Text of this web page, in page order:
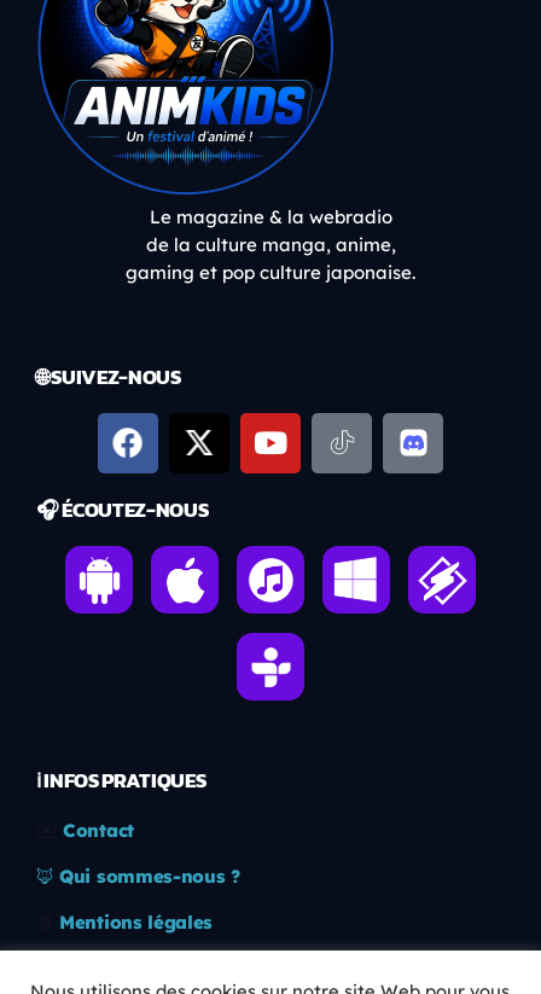
Le magazine & la webradio
de la culture manga, anime,
gaming et pop culture japonaise.
🌐 SUIVEZ-NOUS
🎧 ÉCOUTEZ-NOUS
ℹ️ INFOS PRATIQUES
Contact
🦊 Qui sommes-nous ?
Mentions légales